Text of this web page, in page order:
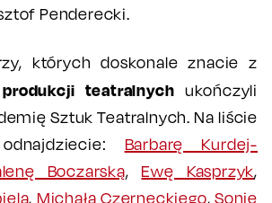
Penderecki.
których doskonale znacie z
teatralnych ukończyli
Sztuk Teatralnych. Na liście
Barbarę Kurdej-
Boczarską, Ewę Kasprzyk,
, Michała Czerneckiego, Sonię